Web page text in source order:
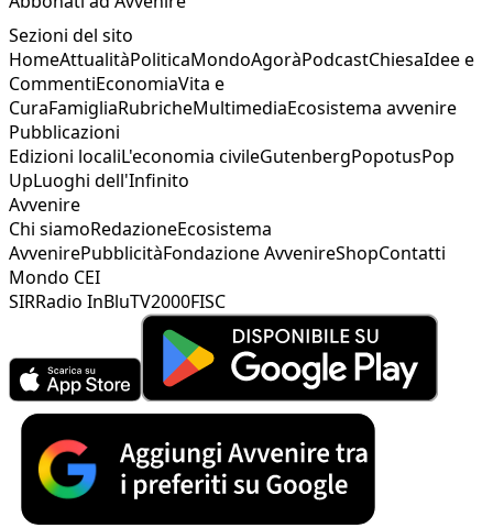
Sezioni del sito
HomeAttualitàPoliticaMondoAgoràPodcastChiesaIdee e
CommentiEconomiaVita e
CuraFamigliaRubricheMultimediaEcosistema avvenire
Pubblicazioni
Edizioni localiL'economia civileGutenbergPopotusPop
UpLuoghi dell'Infinito
Avvenire
Chi siamoRedazioneEcosistema
AvvenirePubblicitàFondazione AvvenireShopContatti
Mondo CEI
SIRRadio InBluTV2000FISC